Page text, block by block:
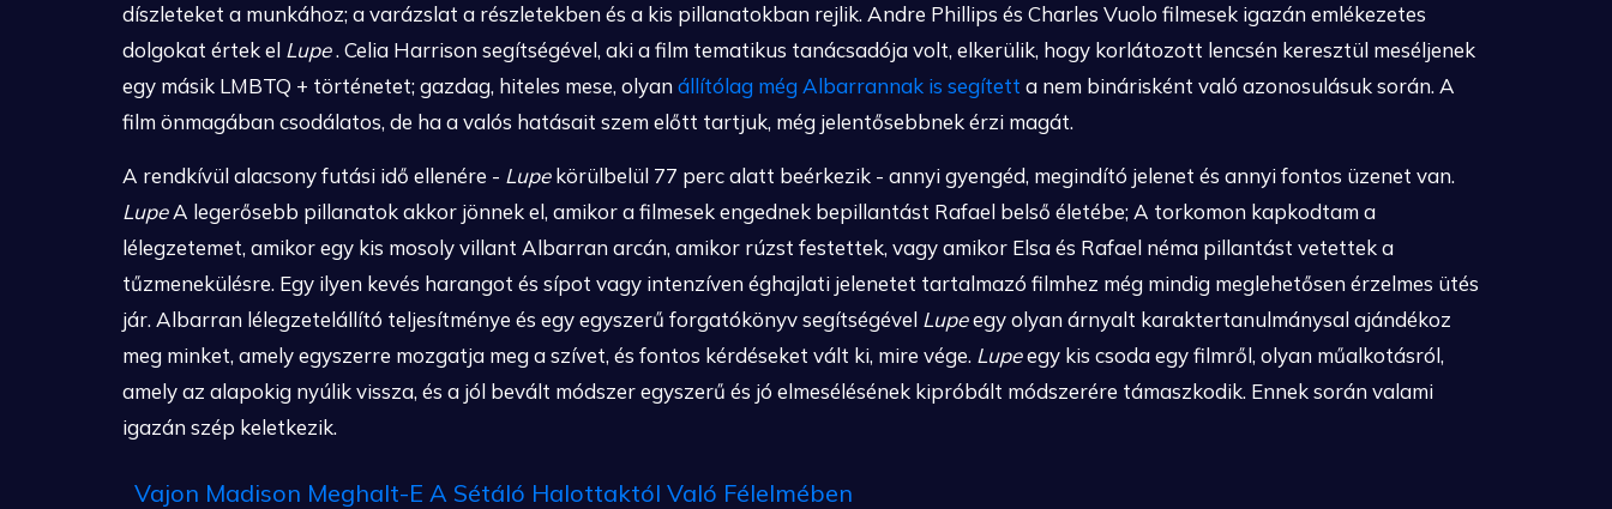
díszleteket a munkához; a varázslat a részletekben és a kis pillanatokban rejlik. Andre Phillips és Charles Vuolo filmesek igazán emlékezetes
dolgokat értek el Lupe. Celia Harrison segítségével, aki a film tematikus tanácsadója volt, elkerülik, hogy korlátozott lencsén keresztül meséljenek
egy másik LMBTQ + történetet; gazdag, hiteles mese, olyan állítólag még Albarrannak is segített a nem binárisként való azonosulásuk során. A
film önmagában csodálatos, de ha a valós hatásait szem előtt tartjuk, még jelentősebbnek érzi magát.
A rendkívül alacsony futási idő ellenére - Lupe körülbelül 77 perc alatt beérkezik - annyi gyengéd, megindító jelenet és annyi fontos üzenet van.
Lupe A legerősebb pillanatok akkor jönnek el, amikor a filmesek engednek bepillantást Rafael belső életébe; A torkomon kapkodtam a
lélegzetemet, amikor egy kis mosoly villant Albarran arcán, amikor rúzst festettek, vagy amikor Elsa és Rafael néma pillantást vetettek a
tűzmenekülésre. Egy ilyen kevés harangot és sípot vagy intenzíven éghajlati jelenetet tartalmazó filmhez még mindig meglehetősen érzelmes ütés
jár. Albarran lélegzetelállító teljesítménye és egy egyszerű forgatókönyv segítségével Lupeegy olyan árnyalt karaktertanulmánysal ajándékoz
meg minket, amely egyszerre mozgatja meg a szívet, és fontos kérdéseket vált ki, mire vége. Lupeegy kis csoda egy filmről, olyan műalkotásról,
amely az alapokig nyúlik vissza, és a jól bevált módszer egyszerű és jó elmesélésének kipróbált módszerére támaszkodik. Ennek során valami
igazán szép keletkezik.
Vajon Madison Meghalt-E A Sétáló Halottaktól Való Félelmében